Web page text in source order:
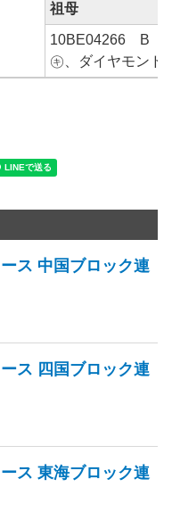
祖母
10BE04266 B
㋖、ダイヤモンド
ス 中国ブロック連
ス 四国ブロック連
ス 東海ブロック連